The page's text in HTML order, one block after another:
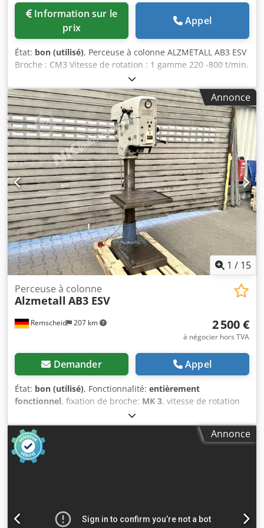
prix
Appel
État: bon (utilisé), Perceuse à colonne ALZMETALL AB3 ESV
Broche : CM3 Vitesse de rotation : 1 gamme 220 -800 t/min.
+ 1 gamme 800-2900 t/min. Surface table : Longueur 615
mm x largeur 470 mm Course de la broche : 160 mm
Profondeur col de cygne : 280 mm Réglage vitesse par
variateur à courroie Table rotative à 360° Descente
automatique 3 vitesses : 0,006 - 0,12 - 0,18 mm/min.
Pompe à lubrifiant Dodpfx Aszmxw Esldjwa Tension : 380 V
Largeur : 800 mm Profondeur : 1300 mm Hauteur totale :
1900 mm Poids : env. 800 kg
Annonce
1 / 15
Remscheid 207 km
Perceuse à colonne
Alzmetall AB3 ESV
2 500 €
à négocier hors TVA
Demander Appel
État: bon (utilisé), Fonctionnalité: entièrement
fonctionnel, fixation de broche: MK 3, vitesse de rotation
, vitesse de rotation (min.):
largeur de la table:600 mm, longueur de la table:470
mm, Une perceuse à colonne de la marque Alzmetall est
proposée à la vente, en bon état d’occasion, comme visible
sur les photos. Caractéristiques techniques : • Fabricant :
la table : env. 600x470 mm • Largeur des rainures en T :
env. 14 mm • Année de fabrication : 1977 • État : Occasion,
Annonce